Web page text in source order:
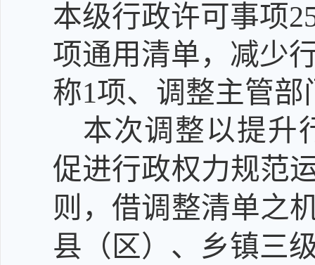
本级行政许可事项
项通用清单，减少
称1项、调整主管部
本次调整以提升
促进行政权力规范
则，借调整清单之
县（区）、乡镇三